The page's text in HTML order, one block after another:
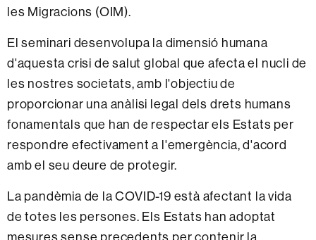
les Migracions (OIM).
El seminari desenvolupa la dimensió humana
d'aquesta crisi de salut global que afecta el nucli de
les nostres societats, amb l'objectiu de
proporcionar una anàlisi legal dels drets humans
fonamentals que han de respectar els Estats per
respondre efectivament a l'emergència, d'acord
amb el seu deure de protegir.
La pandèmia de la COVID-19 està afectant la vida
de totes les persones. Els Estats han adoptat
mesures sense precedents per contenir la